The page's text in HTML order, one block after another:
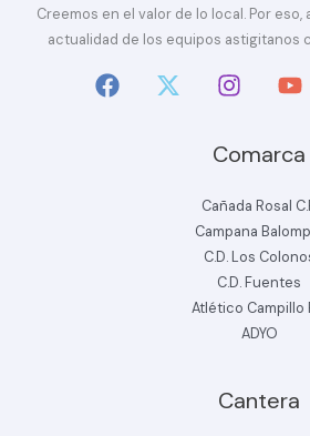
Creemos en el valor de lo local. Por
actualidad de los equipos astigitanos
Comarca
Cañada Rosal
Campana
C.D. Los
C.D. Fuentes
Atlético Campillo
ADYO
Cantera